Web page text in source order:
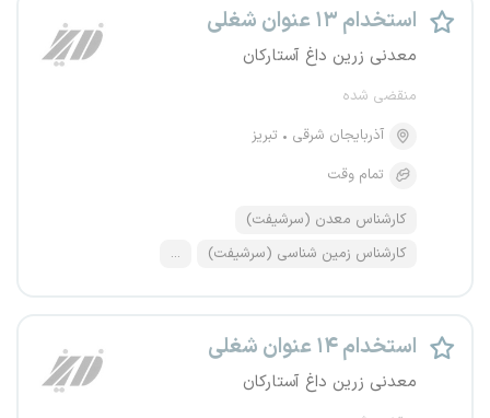
استخدام ۱۳ عنوان شغلی
معدنی زرین داغ آستارکان
منقضی شده
آذربایجان شرقی
تبریز
تمام وقت
کارشناس معدن (سرشیفت)
کارشناس زمین شناسی (سرشیفت)
...
استخدام ۱۴ عنوان شغلی
معدنی زرین داغ آستارکان